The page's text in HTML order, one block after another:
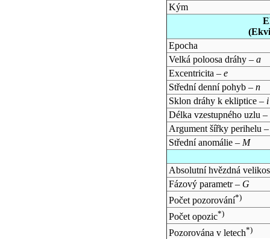
Kým
Epocha
Velká poloosa dráhy – a
Excentricita – e
Střední denní pohyb – n
Sklon dráhy k ekliptice – i
Délka vzestupného uzlu –
Argument šířky perihelu
Střední anomálie – M
Absolutní hvězdná
Fázový parametr – G
Počet pozorování*)
Počet opozic*)
Pozorována v letech*)